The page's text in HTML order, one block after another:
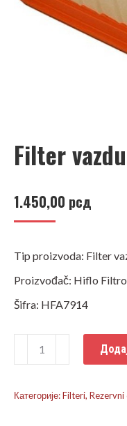
Filter
1.450,00 рсд
Tip proizvoda: Filter
Proizvođač: Hiflo Filtro
Šifra: HFA7914
R1200GS
Категорије:Filteri,